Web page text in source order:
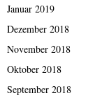
Januar 2019
Dezember 2018
November 2018
Oktober 2018
September 2018